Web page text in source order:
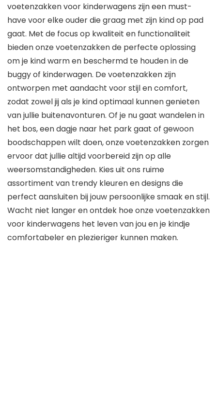
voetenzakken voor kinderwagens zijn een must-
have voor elke ouder die graag met zijn kind op pad
gaat. Met de focus op kwaliteit en functionaliteit
bieden onze voetenzakken de perfecte oplossing
om je kind warm en beschermd te houden in de
buggy of kinderwagen. De voetenzakken zijn
ontworpen met aandacht voor stijl en comfort,
zodat zowel jij als je kind optimaal kunnen genieten
van jullie buitenavonturen. Of je nu gaat wandelen in
het bos, een dagje naar het park gaat of gewoon
boodschappen wilt doen, onze voetenzakken zorgen
ervoor dat jullie altijd voorbereid zijn op alle
weersomstandigheden. Kies uit ons ruime
assortiment van trendy kleuren en designs die
perfect aansluiten bij jouw persoonlijke smaak en stijl.
Wacht niet langer en ontdek hoe onze voetenzakken
voor kinderwagens het leven van jou en je kindje
comfortabeler en plezieriger kunnen maken.